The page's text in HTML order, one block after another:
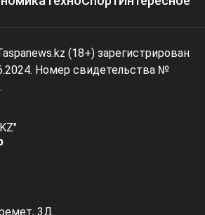
(18+) зарегистрирован
Номер свидетельства №
3Д